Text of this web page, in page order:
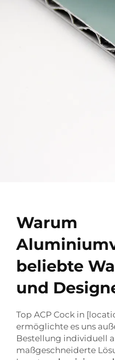
Warum
beliebte
und
Top ACP Cock in
ermöglichte es uns
Bestellung individuell
maßgeschneiderte